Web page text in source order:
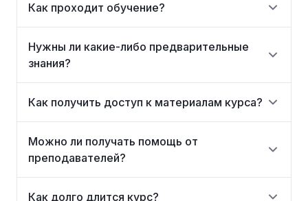
Как проходит обучение?
Нужны ли какие-либо предварительные
знания?
Как получить доступ к материалам курса?
Можно ли получать помощь от
преподавателей?
Как долго длится курс?